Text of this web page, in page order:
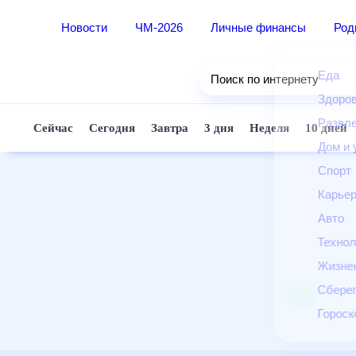
Новости ЧМ-2026 Личные финансы
Еда
Дом
Спорт
Авто
Поиск по интернету
Сейчас Сегодня Завтра 3 дня Неделя 10